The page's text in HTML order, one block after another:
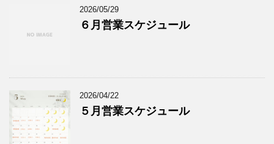
2026/05/29
６月営業スケジュール
2026/04/22
５月営業スケジュール